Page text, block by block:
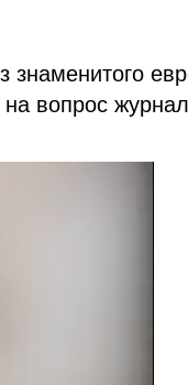
на вопрос